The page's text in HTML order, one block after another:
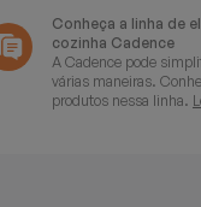
Conheça a linha de
cozinha Cadence
A Cadence pode
várias maneiras.
produtos nessa linha.